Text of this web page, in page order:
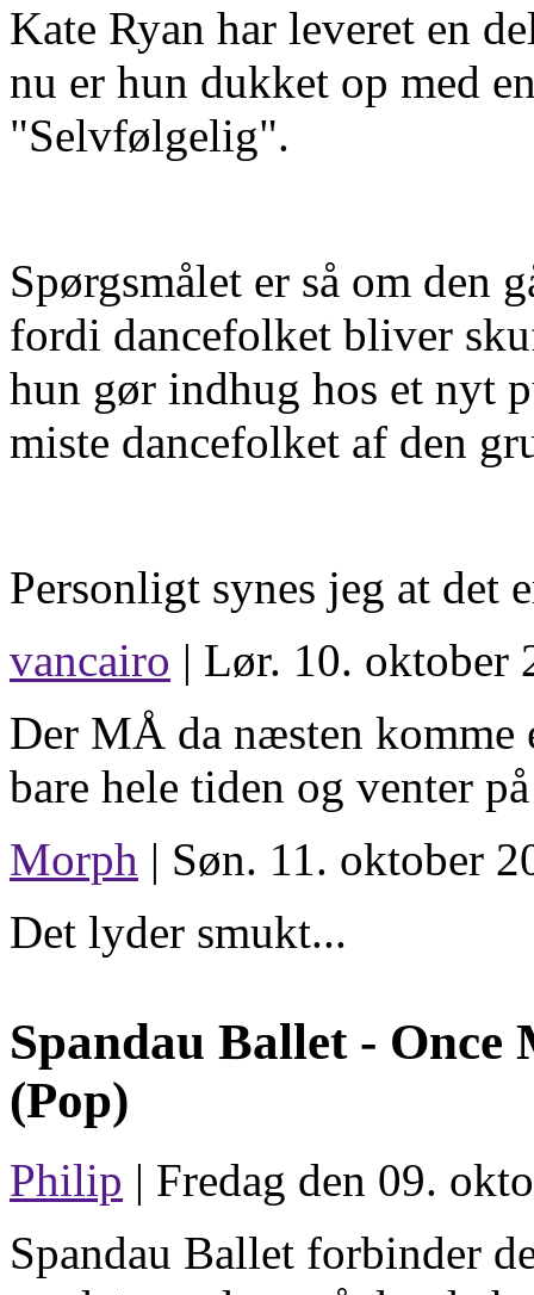
Kate Ryan har leveret en
nu er hun dukket op med
"Selvfølgelig".
Spørgsmålet er så om den
fordi dancefolket bliver
hun gør indhug hos et nyt
miste dancefolket af den
Personligt synes jeg at
vancairo | Lør. 10. oktober
Der MÅ da næsten komme
bare hele tiden og venter
Morph | Søn. 11. oktober
Det lyder smukt...
Spandau Ballet - Once
(Pop)
Philip | Fredag den 09.
Spandau Ballet forbinder